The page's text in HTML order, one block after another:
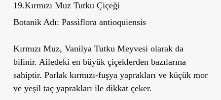
19.Kırmızı Muz Tutku Çiçeği
Botanik Adı: Passiflora antioquiensis
Kırmızı Muz, Vanilya Tutku Meyvesi olarak da
bilinir. Ailedeki en büyük çiçeklerden bazılarına
sahiptir. Parlak kırmızı-fuşya yaprakları ve küçük mor
ve yeşil taç yaprakları ile dikkat çeker.